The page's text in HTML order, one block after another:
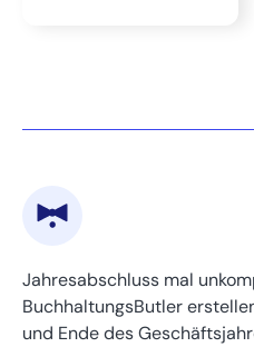
Jahresabschluss mal
BuchhaltungsButler
und Ende des